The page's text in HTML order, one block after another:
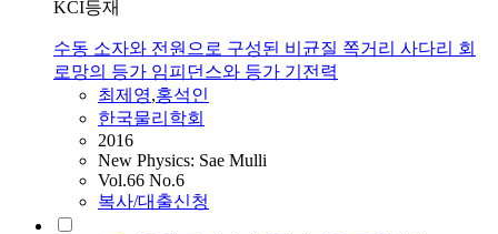
KCI등재
수동 소자와 전원으로 구성된 비균질 쪽거리 사다리 회
로망의 등가 임피던스와 등가 기전력
최제영,홍석인
한국물리학회
2016
New Physics: Sae Mulli
Vol.66 No.6
복사/대출신청